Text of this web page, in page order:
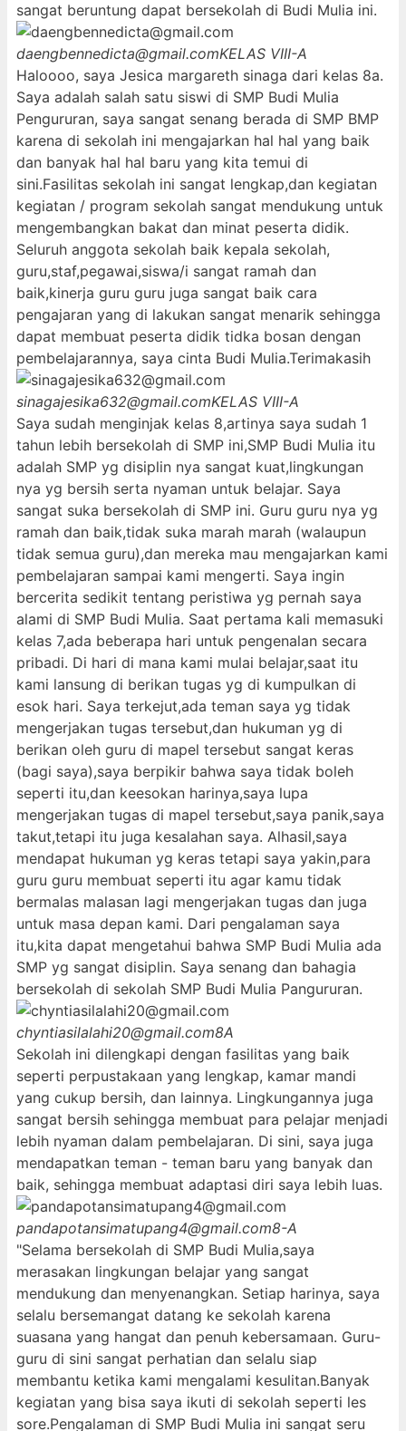
sangat beruntung dapat bersekolah di Budi Mulia ini.
daengbennedicta@gmail.comKELAS VIII-A
Haloooo, saya Jesica margareth sinaga dari kelas 8a.
Saya adalah salah satu siswi di SMP Budi Mulia
Pengururan, saya sangat senang berada di SMP BMP
karena di sekolah ini mengajarkan hal hal yang baik
dan banyak hal hal baru yang kita temui di
sini.Fasilitas sekolah ini sangat lengkap,dan kegiatan
kegiatan / program sekolah sangat mendukung untuk
mengembangkan bakat dan minat peserta didik.
Seluruh anggota sekolah baik kepala sekolah,
guru,staf,pegawai,siswa/i sangat ramah dan
baik,kinerja guru guru juga sangat baik cara
pengajaran yang di lakukan sangat menarik sehingga
dapat membuat peserta didik tidka bosan dengan
pembelajarannya, saya cinta Budi Mulia.Terimakasih
sinagajesika632@gmail.comKELAS VIII-A
Saya sudah menginjak kelas 8,artinya saya sudah 1
tahun lebih bersekolah di SMP ini,SMP Budi Mulia itu
adalah SMP yg disiplin nya sangat kuat,lingkungan
nya yg bersih serta nyaman untuk belajar. Saya
sangat suka bersekolah di SMP ini. Guru guru nya yg
ramah dan baik,tidak suka marah marah (walaupun
tidak semua guru),dan mereka mau mengajarkan kami
pembelajaran sampai kami mengerti. Saya ingin
bercerita sedikit tentang peristiwa yg pernah saya
alami di SMP Budi Mulia. Saat pertama kali memasuki
kelas 7,ada beberapa hari untuk pengenalan secara
pribadi. Di hari di mana kami mulai belajar,saat itu
kami lansung di berikan tugas yg di kumpulkan di
esok hari. Saya terkejut,ada teman saya yg tidak
mengerjakan tugas tersebut,dan hukuman yg di
berikan oleh guru di mapel tersebut sangat keras
(bagi saya),saya berpikir bahwa saya tidak boleh
seperti itu,dan keesokan harinya,saya lupa
mengerjakan tugas di mapel tersebut,saya panik,saya
takut,tetapi itu juga kesalahan saya. Alhasil,saya
mendapat hukuman yg keras tetapi saya yakin,para
guru guru membuat seperti itu agar kamu tidak
bermalas malasan lagi mengerjakan tugas dan juga
untuk masa depan kami. Dari pengalaman saya
itu,kita dapat mengetahui bahwa SMP Budi Mulia ada
SMP yg sangat disiplin. Saya senang dan bahagia
bersekolah di sekolah SMP Budi Mulia Pangururan.
chyntiasilalahi20@gmail.com8A
Sekolah ini dilengkapi dengan fasilitas yang baik
seperti perpustakaan yang lengkap, kamar mandi
yang cukup bersih, dan lainnya. Lingkungannya juga
sangat bersih sehingga membuat para pelajar menjadi
lebih nyaman dalam pembelajaran. Di sini, saya juga
mendapatkan teman - teman baru yang banyak dan
baik, sehingga membuat adaptasi diri saya lebih luas.
pandapotansimatupang4@gmail.com8-A
"Selama bersekolah di SMP Budi Mulia,saya
merasakan lingkungan belajar yang sangat
mendukung dan menyenangkan. Setiap harinya, saya
selalu bersemangat datang ke sekolah karena
suasana yang hangat dan penuh kebersamaan. Guru-
guru di sini sangat perhatian dan selalu siap
membantu ketika kami mengalami kesulitan.Banyak
kegiatan yang bisa saya ikuti di sekolah seperti les
sore.Pengalaman di SMP Budi Mulia ini sangat seru